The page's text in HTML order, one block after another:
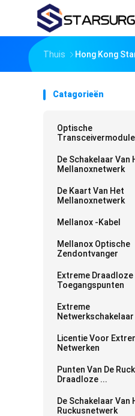
Thuis Hong Kong
Catagorieën
Optische
Transceivermodule
De Schakelaar Van
Mellanoxnetwerk
De Kaart Van Het
Mellanoxnetwerk
Mellanox -kabel
Mellanox Optische
Zendontvanger
Extreme Draadloze
Toegangspunten
Extreme
Netwerkschakelaar
Licentie Voor
Netwerken
Punten Van De
Draadloze ...
De Schakelaar Van
Ruckusnetwerk